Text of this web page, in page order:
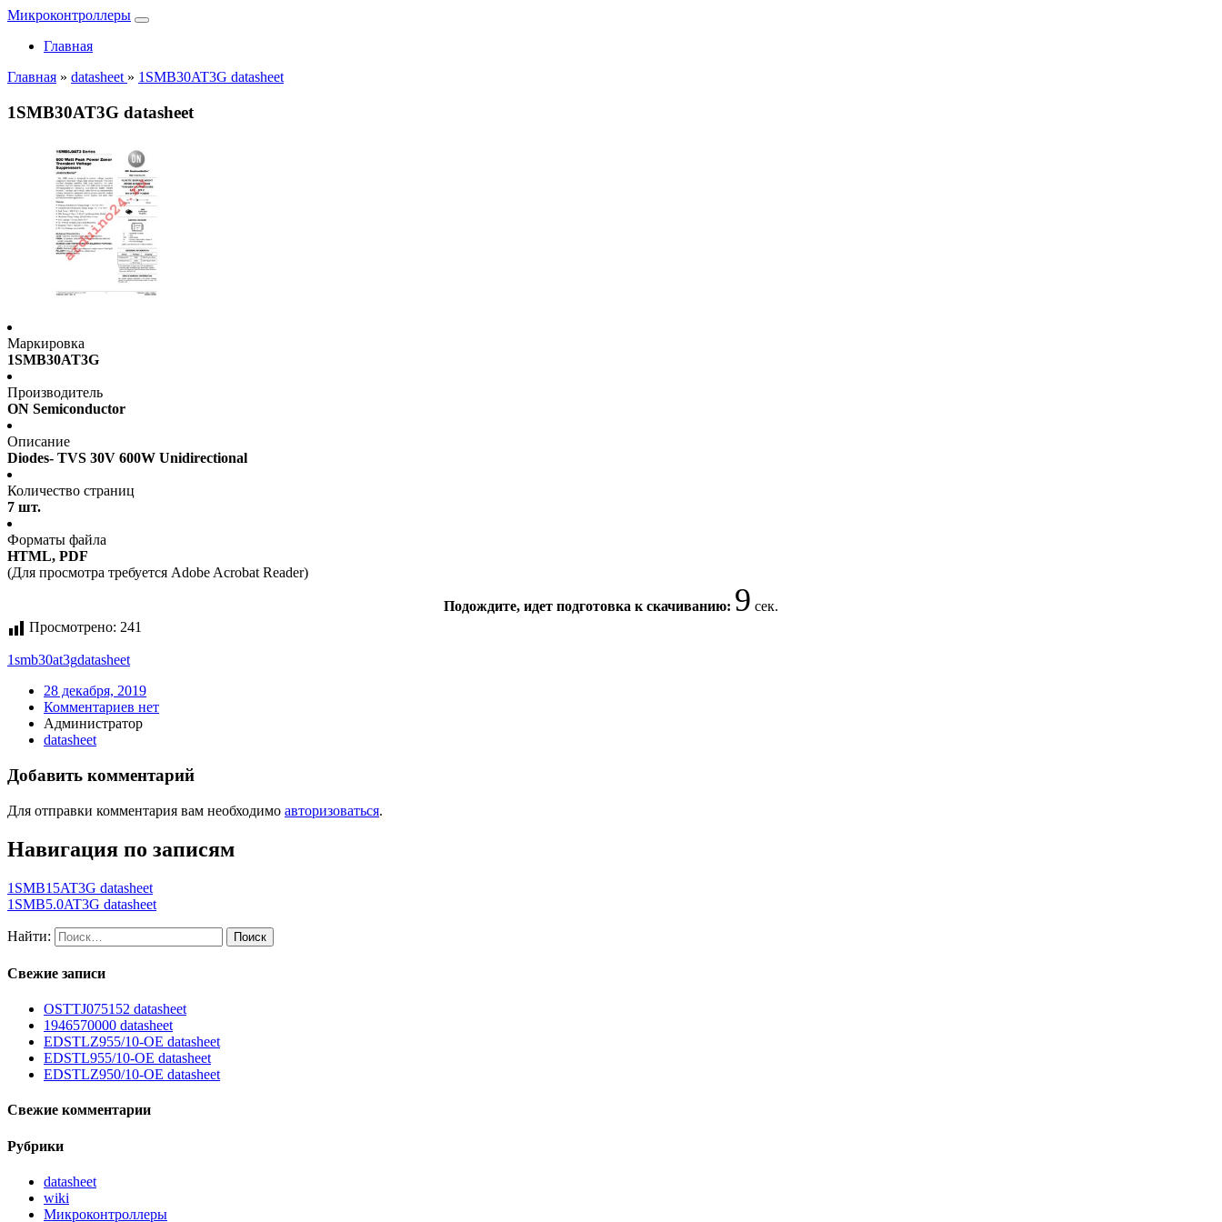
Микроконтроллеры
Главная
Главная » datasheet » 1SMB30AT3G datasheet
1SMB30AT3G datasheet
Маркировка
1SMB30AT3G
Производитель
ON Semiconductor
Описание
Diodes- TVS 30V 600W Unidirectional
Количество страниц
7 шт.
Форматы файла
HTML, PDF
(Для просмотра требуется Adobe Acrobat Reader)
Подождите, идет подготовка к скачиванию: 9 сек.
Просмотрено: 241
1smb30at3gdatasheet
28 декабря, 2019
Комментариев нет
Администратор
datasheet
Добавить комментарий
Для отправки комментария вам необходимо авторизоваться.
Навигация по записям
1SMB15AT3G datasheet
1SMB5.0AT3G datasheet
Найти:
Свежие записи
OSTTJ075152 datasheet
1946570000 datasheet
EDSTLZ955/10-OE datasheet
EDSTL955/10-OE datasheet
EDSTLZ950/10-OE datasheet
Свежие комментарии
Рубрики
datasheet
wiki
Микроконтроллеры